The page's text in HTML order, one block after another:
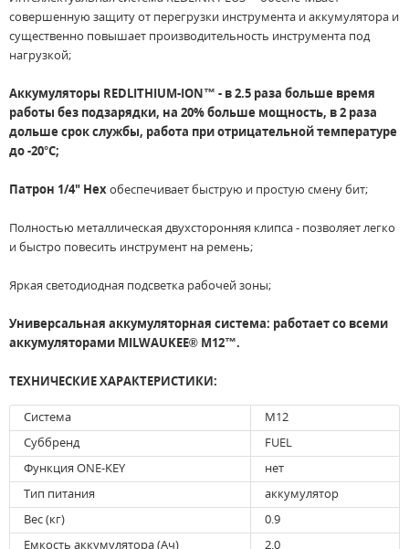
совершенную защиту от перегрузки инструмента и аккумулятора и
существенно повышает производительность инструмента под
нагрузкой;
Аккумуляторы REDLITHIUM-ION™ - в 2.5 раза больше время
работы без подзарядки, на 20% больше мощность, в 2 раза
дольше срок службы, работа при отрицательной температуре
до -20°С;
Патрон 1/4" Hexобеспечивает быструю и простую смену бит;
Полностью металлическая двухсторонняя клипса - позволяет легко
и быстро повесить инструмент на ремень;
Яркая светодиодная подсветка рабочей зоны;
Универсальная аккумуляторная система: работает со всеми
аккумуляторами MILWAUKEE® M12™.
ТЕХНИЧЕСКИЕ ХАРАКТЕРИСТИКИ:
Система
M12
Суббренд
FUEL
Функция ONE-KEY
нет
Тип питания
аккумулятор
Вес (кг)
0.9
Емкость аккумулятора (Ач)
2.0